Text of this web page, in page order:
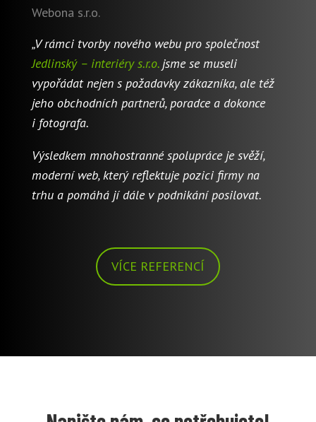
Webona s.r.o.
„V rámci tvorby nového webu pro společnost
Jedlinský – interiéry s.r.o.jsme se museli
vypořádat nejen s požadavky zákazníka, ale též
jeho obchodních partnerů, poradce a dokonce
i fotografa.
Výsledkem mnohostranné spolupráce je svěží,
moderní web, který reflektuje pozici firmy na
trhu a pomáhá jí dále v podnikání posilovat.
VÍCE REFERENCÍ